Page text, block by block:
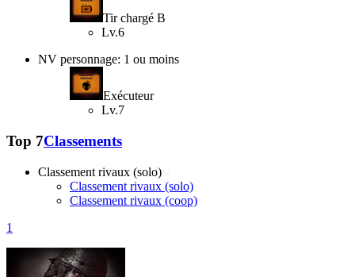
Tir chargé B
Lv.6
NV personnage: 1 ou moins
Exécuteur
Lv.7
Top 7Classements
Classement rivaux (solo)
Classement rivaux (solo)
Classement rivaux (coop)
1